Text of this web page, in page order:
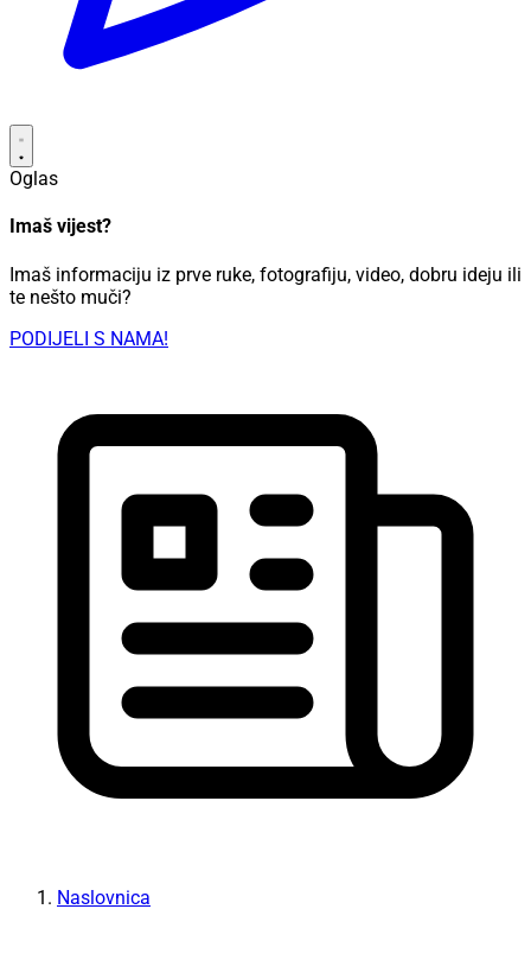
Oglas
Imaš vijest?
Imaš informaciju iz prve ruke, fotografiju, video, dobru ideju ili
te nešto muči?
PODIJELI S NAMA!
Naslovnica